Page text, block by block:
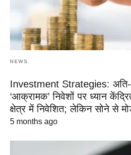
NEWS
Investment Strategies: अति-
‘आक्रामक’ निवेशों पर ध्यान
क्षेत्र में निवेशित; लेकिन सोने से
5 months ago